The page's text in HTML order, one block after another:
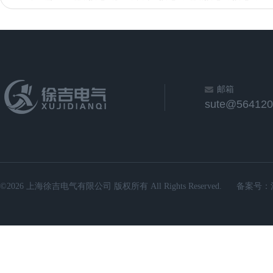
邮箱
©2026 上海徐吉电气有限公司 版权所有 All Rights Reserved. 备案号：